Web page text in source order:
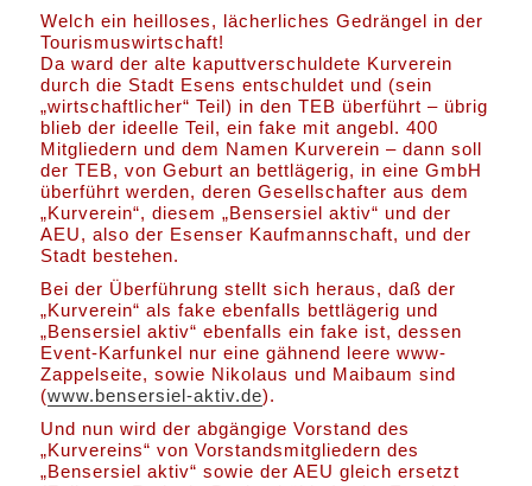
Welch ein heilloses, lächerliches Gedrängel in der
Tourismuswirtschaft!
Da ward der alte kaputtverschuldete Kurverein
durch die Stadt Esens entschuldet und (sein
„wirtschaftlicher“ Teil) in den TEB überführt – übrig
blieb der ideelle Teil, ein fake mit angebl. 400
Mitgliedern und dem Namen Kurverein – dann soll
der TEB, von Geburt an bettlägerig, in eine GmbH
überführt werden, deren Gesellschafter aus dem
„Kurverein“, diesem „Bensersiel aktiv“ und der
AEU, also der Esenser Kaufmannschaft, und der
Stadt bestehen.
Bei der Überführung stellt sich heraus, daß der
„Kurverein“ als fake ebenfalls bettlägerig und
„Bensersiel aktiv“ ebenfalls ein fake ist, dessen
Event-Karfunkel nur eine gähnend leere www-
Zappelseite, sowie Nikolaus und Maibaum sind
(www.bensersiel-aktiv.de).
Und nun wird der abgängige Vorstand des
„Kurvereins“ von Vorstandsmitgliedern des
„Bensersiel aktiv“ sowie der AEU gleich ersetzt